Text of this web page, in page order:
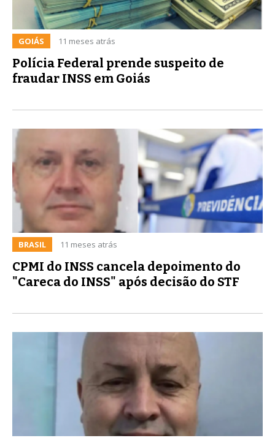
GOIÁS 11 meses atrás
Polícia Federal prende suspeito de
fraudar INSS em Goiás
BRASIL 11 meses atrás
CPMI do INSS cancela depoimento do
"Careca do INSS" após decisão do STF